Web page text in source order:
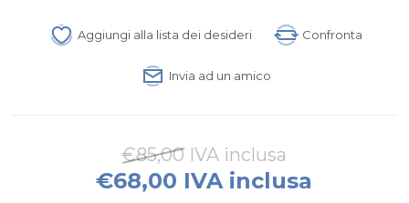
Aggiungi alla lista dei desideri Confronta
Invia ad un amico
€85,00 IVA inclusa
€68,00 IVA inclusa